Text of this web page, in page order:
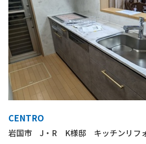
CENTRO
岩国市 J・R K様邸 キッチンリフ